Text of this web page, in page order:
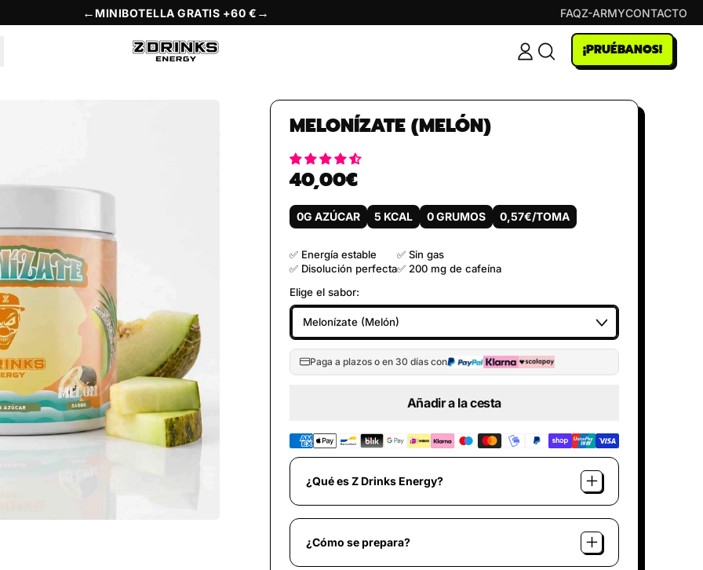
← MINIBOTELLA GRATIS +60 € → FAQZ-ARMYCONTACTO
INICIAR
SESIÓN
BUSCAR
NUESTRA
WEB
¡PRUÉBANOS!
MELONÍZATE (MELÓN)
Precio habitual
40,00€
0G AZÚCAR 5 KCAL 0 GRUMOS 0,57€/TOMA
✅ Energía estable
✅ Disolución perfecta
✅ Sin gas
✅ 200 mg de cafeína
Elige el sabor:
Paga a plazos o en 30 días con
Añadir a la cesta
¿Qué es Z Drinks Energy?
¿Cómo se prepara?